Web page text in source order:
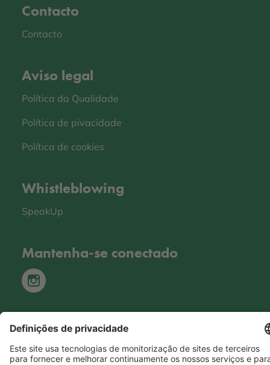
Contacto
Contacto
Aviso legal
Política da Qualidade
Política de pivacidade
Política de cookies
Whistleblowing
SpeakUp
Mantenha-se conectado
Copyright © Hero 2026